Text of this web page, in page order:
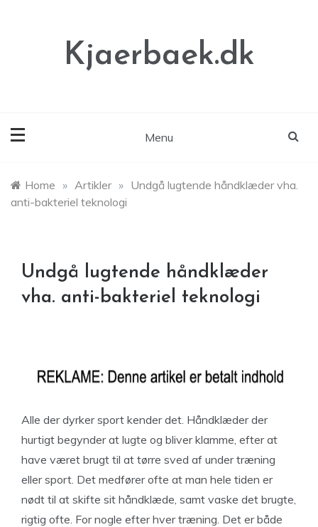
Kjaerbaek.dk
Menu
Home » Artikler » Undgå lugtende håndklæder vha.
anti-bakteriel teknologi
Undgå lugtende håndklæder
vha. anti-bakteriel teknologi
Alle der dyrker sport kender det. Håndklæder der
hurtigt begynder at lugte og bliver klamme, efter at
have været brugt til at tørre sved af under træning
eller sport. Det medfører ofte at man hele tiden er
nødt til at skifte sit håndklæde, samt vaske det brugte,
rigtig ofte. For nogle efter hver træning. Det er både